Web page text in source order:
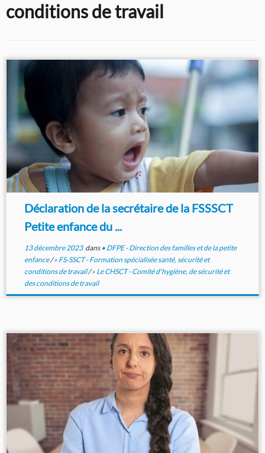
conditions de travail
Déclaration de la secrétaire de la FSSSCT
Petite enfance du ...
13 décembre 2023dans • DFPE - Direction des familles et de la petite
enfance/» FS-SSCT - Formation spécialisée santé, sécurité et
conditions de travail/» Le CHSCT - Comité d'hygiène, de sécurité et
des conditions de travail